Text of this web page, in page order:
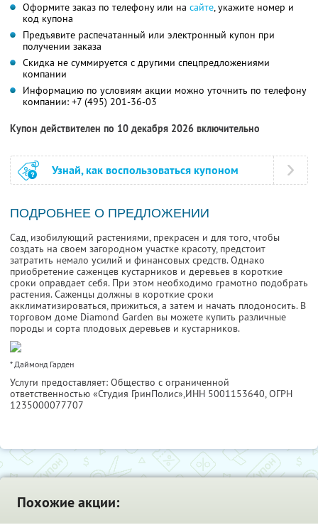
Оформите заказ по телефону или на сайте, укажите номер и
код купона
Предъявите распечатанный или электронный купон при
получении заказа
Скидка не суммируется с другими спецпредложениями
компании
Информацию по условиям акции можно уточнить по телефону
компании: +7 (495) 201-36-03
Купон действителен по 10 декабря 2026 включительно
Узнай, как воспользоваться купоном
ПОДРОБНЕЕ О ПРЕДЛОЖЕНИИ
Сад, изобилующий растениями, прекрасен и для того, чтобы
создать на своем загородном участке красоту, предстоит
затратить немало усилий и финансовых средств. Однако
приобретение саженцев кустарников и деревьев в короткие
сроки оправдает себя. При этом необходимо грамотно подобрать
растения. Саженцы должны в короткие сроки
акклиматизироваться, прижиться, а затем и начать плодоносить. В
торговом доме Diamond Garden вы можете купить различные
породы и сорта плодовых деревьев и кустарников.
* Даймонд Гарден
Услуги предоставляет: Общество с ограниченной
ответственностью «Студия ГринПолис»,ИНН 5001153640, ОГРН
1235000077707
Похожие акции: